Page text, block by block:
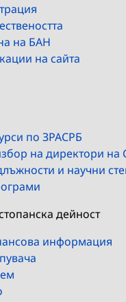
на БАН
на сайта
по ЗРАСРБ
на директори на
и научни
дейност
информация